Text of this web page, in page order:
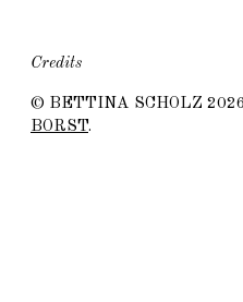
Credits
© BETTINA SCHOLZ
BORST.